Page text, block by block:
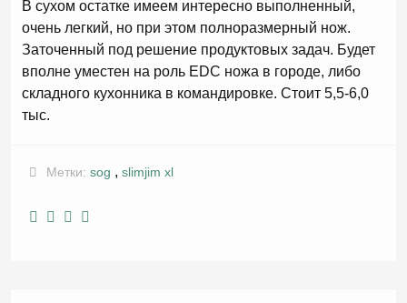
В сухом остатке имеем интересно выполненный,
очень легкий, но при этом полноразмерный нож.
Заточенный под решение продуктовых задач. Будет
вполне уместен на роль EDC ножа в городе, либо
складного кухонника в командировке. Стоит 5,5-6,0
тыс.
Метки: sog , slimjim xl